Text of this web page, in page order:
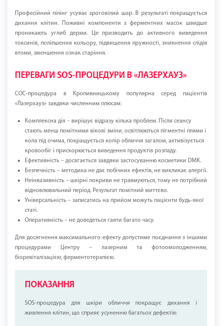
Професійний пілінг усуває зроговілий шар. В результаті покращується
дихання клітин. Поживні компоненти з ферментних масок швидше
проникають углиб дерми. Це призводить до активного виведення
токсинів, поліпшення кольору, підвищення пружності, зникнення слідів
втоми, зменшення ознак старіння.
ПЕРЕВАГИ SOS-ПРОЦЕДУРИ В «ЛАЗЕРХАУЗ»
СОС-процедура в Кропивницькому популярна серед пацієнтів
«Лазерхауз» завдяки численним плюсам:
Комплексна дія – вирішує відразу кілька проблем. Після сеансу
стають менш помітними вікові зміни, освітлюються пігментні плями і
кола під очима, покращується колір обличчя загалом, активізується
кровообіг і прискорюється виведення продуктів розпаду.
Ефективність – досягається завдяки застосуванню косметики DMK.
Безпечність – методика не дає побічних ефектів, не викликає алергії.
Неінвазивність – шкірні покриви не травмуються, тому не потрібний
відновлювальний період. Результат помітний миттєво.
Універсальність – записатись на прийом можуть пацієнти будь-якої
статі.
Оперативність – не доведеться гаяти багато часу.
Для досягнення максимального ефекту допустиме поєднання з іншими
процедурами Центру – лазерним та фотоомолодженням,
біоревіталізацією, ферментотерапією.
ПОКАЗАННЯ
SOS-процедура для шкіри обличчя покращує дихання і
живлення клітин, що сприяє усуненню багатьох дефектів: